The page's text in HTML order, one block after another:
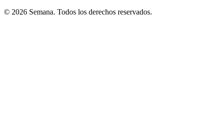
© 2026 Semana. Todos los derechos reservados.